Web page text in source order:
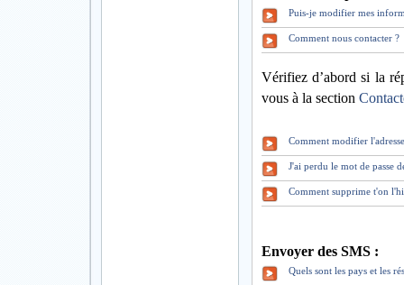
Puis-je modifier mes
Comment nous contacter ?
Vérifiez d’abord si la
vous à la section
Comment modifier
J'ai perdu le mot de passe
Comment supprime t'on
Envoyer des SMS :
Quels sont les pays et les